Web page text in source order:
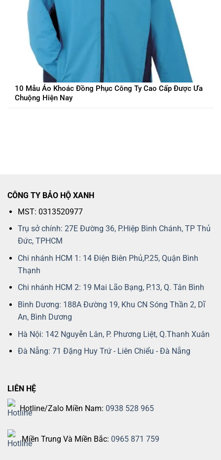
10 Mẫu Áo Khoác Đồng Phục Công Ty Cao Cấp Được Ưa
Chuộng Hiện Nay
CÔNG TY BẢO HỘ XANH
MST: 0313520977
Trụ sở chính: 27E Đường 36, P.Hiệp Bình Chánh, TP Thủ
Đức, TPHCM
Chi nhánh HCM 1: 14 Điện Biên Phủ,P.25, Quận Bình
Thạnh
Chi nhánh HCM 2: 19 Mai Lão Bạng, P.13, Q. Tân Bình
Bình Dương: 188A Đường 19, Khu CN Sóng Thần 2, Dĩ
An, Bình Dương
Hà Nội: 142 Nguyễn Lân, P. Phương Liệt, Q.Thanh Xuân
Đà Nẵng: 71 Đặng Huy Trứ - Liên Chiểu - Đà Nẵng
LIÊN HỆ
Hotline/Zalo Miền Nam: 0938 528 965
Miền Trung Và Miền Bắc: 0965 871 759